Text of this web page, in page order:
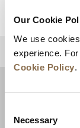
Our Cookie
We use
experience.
Cookie Policy.
Selection
Necessary